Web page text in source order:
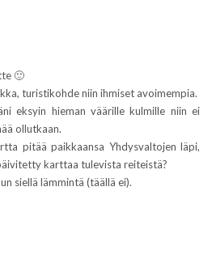
🙂
turistikohde niin ihmiset avoimempia.
eksyin hieman väärille kulmille niin ei
ollutkaan.
pitää paikkaansa Yhdysvaltojen läpi,
karttaa tulevista reiteistä?
siellä lämmintä (täällä ei).